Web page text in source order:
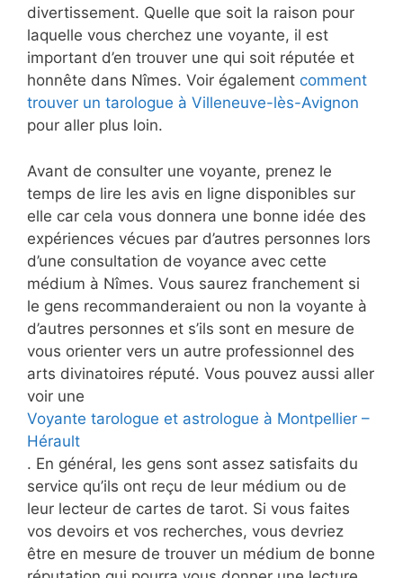
divertissement. Quelle que soit la raison pour
laquelle vous cherchez une voyante, il est
important d’en trouver une qui soit réputée et
honnête dans Nîmes. Voir également comment
trouver un tarologue à Villeneuve-lès-Avignon
pour aller plus loin.
Avant de consulter une voyante, prenez le
temps de lire les avis en ligne disponibles sur
elle car cela vous donnera une bonne idée des
expériences vécues par d’autres personnes lors
d’une consultation de voyance avec cette
médium à Nîmes. Vous saurez franchement si
le gens recommanderaient ou non la voyante à
d’autres personnes et s’ils sont en mesure de
vous orienter vers un autre professionnel des
arts divinatoires réputé. Vous pouvez aussi aller
voir une
Voyante tarologue et astrologue à Montpellier –
Hérault
. En général, les gens sont assez satisfaits du
service qu’ils ont reçu de leur médium ou de
leur lecteur de cartes de tarot. Si vous faites
vos devoirs et vos recherches, vous devriez
être en mesure de trouver un médium de bonne